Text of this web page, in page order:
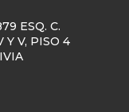
ESQ. C.
Y V, PISO 4